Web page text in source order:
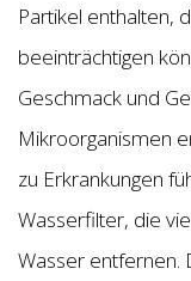
Partikel enthalten,
beeinträchtigen
Geschmack und
Mikroorganismen
zu Erkrankungen
Wasserfilter, die
Wasser entfernen.